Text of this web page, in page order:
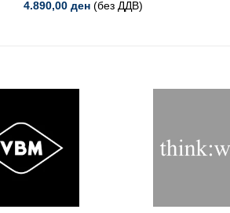
4.890,00 ден (без ДДВ)